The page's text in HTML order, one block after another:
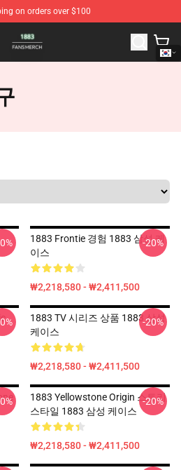
on orders over $100
Merchandise Store
1883 Frontie 경험 1883 삼성 케
이스
₩2,218,580 - ₩2,411,500
-20%
1883 TV 시리즈 상품 1883 삼성
케이스
₩2,218,580 - ₩2,411,500
-20%
1883 Yellowstone Origin 스토리
스타일 1883 삼성 케이스
₩2,218,580 - ₩2,411,500
-20%